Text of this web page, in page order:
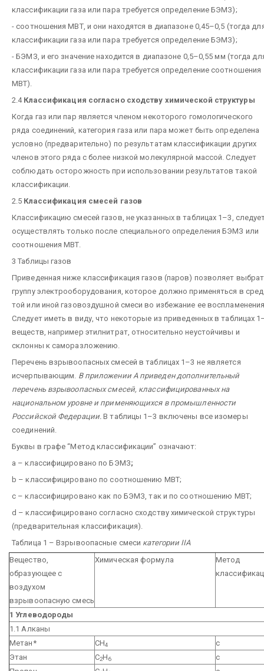
классификации газа или пара требуется определение БЭМЗ);
- соотношения МВТ, и они находятся в диапазоне 0,45–0,5 (тогда
классификации газа или пара требуется определение БЭМЗ);
- БЭМЗ, и его значение находится в диапазоне 0,5–0,55 мм (тогда
классификации газа или пара требуется определение соотношения
МВТ).
2.4 Классификация согласно сходству химической структуры
Когда газ или пар является членом некоторого гомологического
ряда соединений, категория газа или пара может быть определена
условно (предварительно) по результатам классификации других
членов этого ряда с более низкой молекулярной массой. Следует
соблюдать осторожность при использовании результатов такой
классификации.
2.5 Классификация смесей газов
Классификацию смесей газов, не указанных в таблицах 1–3,
осуществлять только после специального определения БЭМЗ или
соотношения МВТ.
3 Таблицы газов
Приведенная ниже классификация газов (паров) позволяет
группу электрооборудования, которое должно применяться в
той или иной газовоздушной смеси во избежание ее
Следует иметь в виду, что некоторые из приведенных в таблицах
веществ, например этилнитрат, относительно неустойчивы и
склонны к саморазложению.
Перечень взрывоопасных смесей в таблицах 1–3 не является
исчерпывающим. В приложении А приведен дополнительный
перечень взрывоопасных смесей, классифицированных на
национальном уровне и применяющихся в промышленности
Российской Федерации.В таблицы 1–3 включены все изомеры
соединений.
Буквы в графе “Метод классификации” означают:
а – классифицировано по БЭМЗ;
b – классифицировано по соотношению МВТ;
с – классифицировано как по БЭМЗ, так и по соотношению МВТ;
d – классифицировано согласно сходству химической структуры
(предварительная классификация).
Таблица 1 – Взрывоопасные смеси категории IIА
Вещество,
образующее с
воздухом
взрывоопасную смесь
Химическая формула
Метод
1 Углеводороды
1.1 Алканы
Метан*
СН4
с
Этан
С2Н6
с